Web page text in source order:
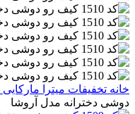
خانه تخفیفات میترا مارکایی
دوشی دخترانه مدل آروشا